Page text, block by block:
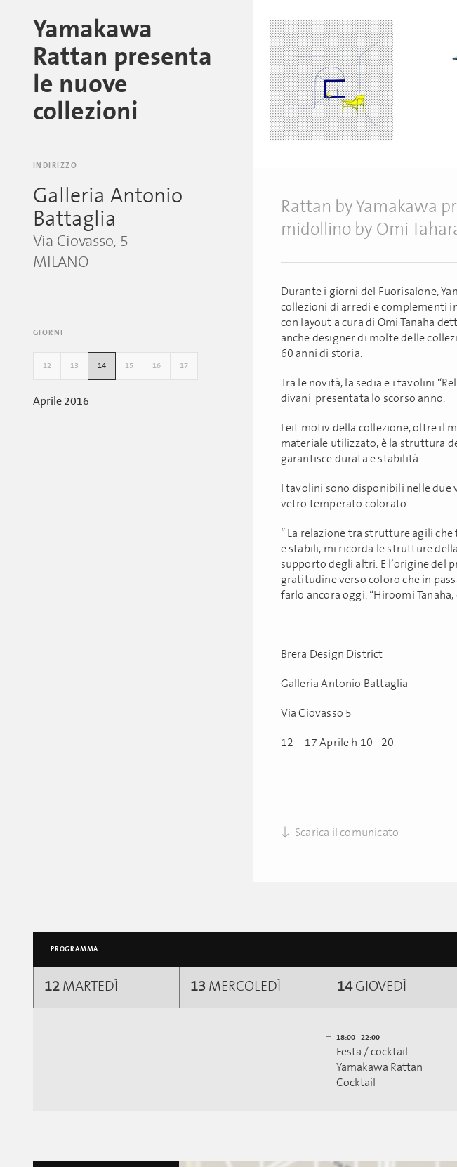
Yamakawa
Rattan presenta
le nuove
collezioni
INDIRIZZO
Galleria Antonio
Battaglia
Via Ciovasso, 5
MILANO
GIORNI
12 13 14 15 16 17
Aprile 2016
Rattan by Yamakawa
midollino by Omi
Durante i giorni del Fuorisalone,
collezioni di arredi e complementi
con layout a cura di Omi Tanaha
anche designer di molte delle
60 anni di storia.
Tra le novità, la sedia e i tavolini
divani presentata lo scorso anno.
Leit motiv della collezione, oltre il
materiale utilizzato, è la struttura
garantisce durata e stabilità.
I tavolini sono disponibili nelle
vetro temperato colorato.
“ La relazione tra strutture agili
e stabili, mi ricorda le strutture
supporto degli altri. E l’origine del
gratitudine verso coloro che in
farlo ancora oggi. “Hiroomi
Brera Design District
Galleria Antonio Battaglia
Via Ciovasso 5
12 – 17 Aprile h 10 - 20
Scarica il comunicato
PROGRAMMA
12 MARTEDÌ 13 MERCOLEDÌ 14GIOVEDÌ
18:00 - 22:00
Festa / cocktail -
Yamakawa Rattan
Cocktail